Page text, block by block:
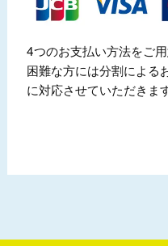
4つのお支払い方法をご
困難な方には分割による
に対応させていただきま